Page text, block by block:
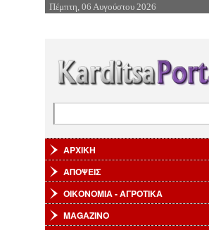
Επιστροφή στην Πλοήγηση
Πέμπτη, 06 Αυγούστου 2026
ΑΡΧΙΚΗ
ΑΠΟΨΕΙΣ
ΟΙΚΟΝΟΜΙΑ - ΑΓΡΟΤΙΚΑ
MAGAZINO